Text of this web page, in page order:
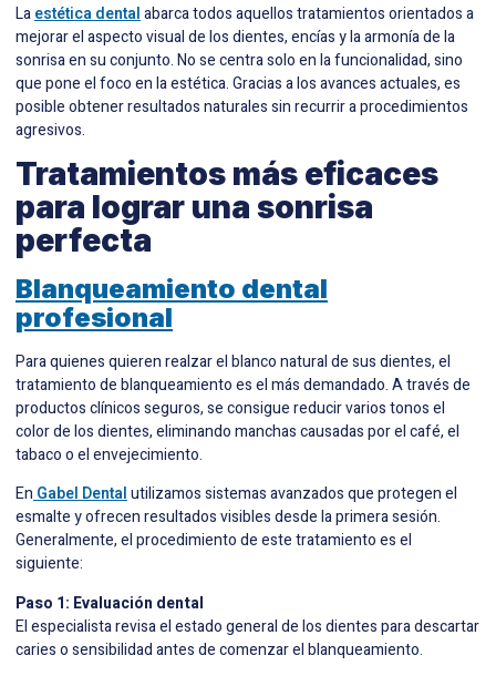
Laestética dentalabarca todos aquellos tratamientos orientados a
mejorar el aspecto visual de los dientes, encías y la armonía de la
sonrisa en su conjunto. No se centra solo en la funcionalidad, sino
que pone el foco en la estética. Gracias a los avances actuales, es
posible obtener resultados naturales sin recurrir a procedimientos
agresivos.
Tratamientos más eficaces
para lograr una sonrisa
perfecta
Blanqueamiento dental
profesional
Para quienes quieren realzar el blanco natural de sus dientes, el
tratamiento de blanqueamiento es el más demandado. A través de
productos clínicos seguros, se consigue reducir varios tonos el
color de los dientes, eliminando manchas causadas por el café, el
tabaco o el envejecimiento.
EnGabel Dentalutilizamos sistemas avanzados que protegen el
esmalte y ofrecen resultados visibles desde la primera sesión.
Generalmente, el procedimiento de este tratamiento es el
siguiente:
Paso 1: Evaluación dental
El especialista revisa el estado general de los dientes para descartar
caries o sensibilidad antes de comenzar el blanqueamiento.